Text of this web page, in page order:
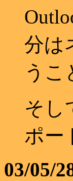
分は
うこ
そし
ポー
03/05/